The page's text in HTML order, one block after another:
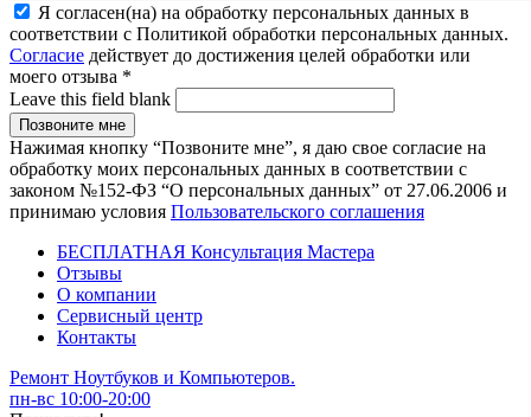
Я согласен(на) на обработку персональных данных в
соответствии с Политикой обработки персональных данных.
Согласие действует до достижения целей обработки или
моего отзыва *
Leave this field blank
Нажимая кнопку “Позвоните мне”, я даю свое согласие на
обработку моих персональных данных в соответствии с
законом №152-ФЗ “О персональных данных” от 27.06.2006 и
принимаю условия Пользовательского соглашения
БЕСПЛАТНАЯ Консультация Мастера
Отзывы
О компании
Сервисный центр
Контакты
Ремонт Ноутбуков и Компьютеров.
пн-вс 10:00-20:00